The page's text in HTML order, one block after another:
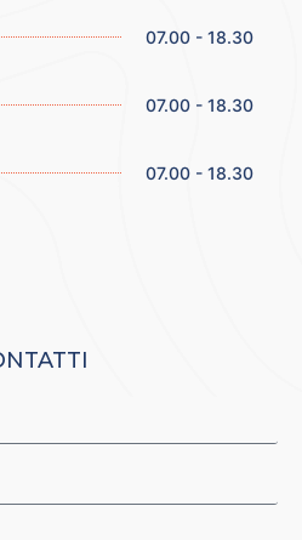
07.00 - 18.30
07.00 - 18.30
07.00 - 18.30